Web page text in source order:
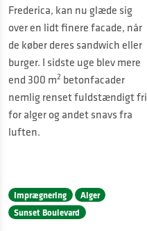
Frederica, kan nu glæde sig
over en lidt finere facade, når
de køber deres sandwich eller
burger. I sidste uge blev mere
end 300 m2 betonfacader
nemlig renset fuldstændigt fri
for alger og andet snavs fra
luften.
Imprægnering
Alger
Sunset Boulevard